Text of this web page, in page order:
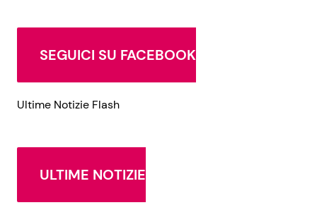
SEGUICI SU FACEBOOK
Ultime Notizie Flash
ULTIME NOTIZIE